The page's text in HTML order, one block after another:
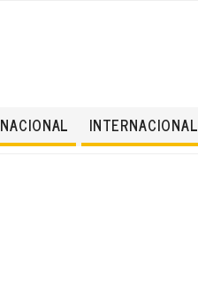
NACIONAL INTERNACIONAL